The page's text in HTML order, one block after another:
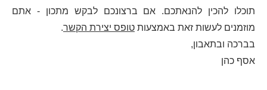
תוכלו להכין להנאתכם. אם ברצונכם לבקש מתכון - אתם
מוזמנים לעשות זאת באמצעות טופס יצירת הקשר.
בברכה ובתאבון,
אסף כהן